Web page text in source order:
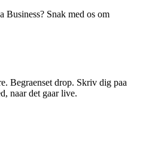
Business? Snak med os om
Begraenset drop. Skriv dig paa
naar det gaar live.